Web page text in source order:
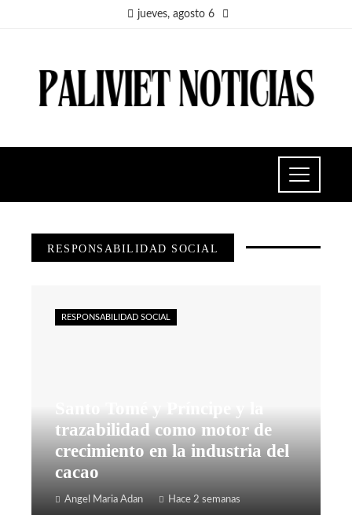
jueves, agosto 6
RESPONSABILIDAD SOCIAL
trazabilidad como motor de
crecimiento en la industria del
cacao
Angel Maria Adan Hace 2 semanas
RESPONSABILIDAD SOCIAL